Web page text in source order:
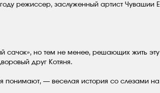
режиссер, заслуженный артист Чувашии
сачок», но тем не менее, решающих жить
друг Котяня.
— веселая история со слезами